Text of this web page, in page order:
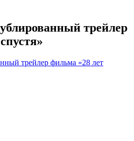
трейлер
трейлер фильма «28 лет